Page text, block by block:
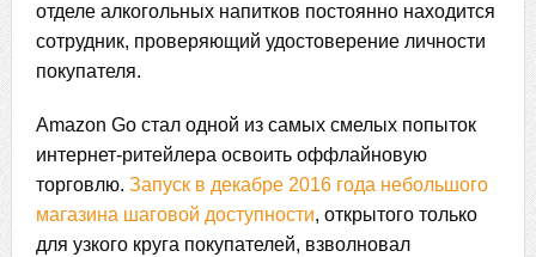
отделе алкогольных напитков постоянно находится
сотрудник, проверяющий удостоверение личности
покупателя.
Amazon Go стал одной из самых смелых попыток
интернет-ритейлера освоить оффлайновую
торговлю. Запуск в декабре 2016 года небольшого
магазина шаговой доступности, открытого только
для узкого круга покупателей, взволновал